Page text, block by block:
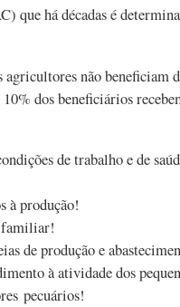
que há décadas é
agricultores não beneficiam
dos beneficiários
de trabalho e de
à produção!
de produção e
à atividade dos
pecuários!